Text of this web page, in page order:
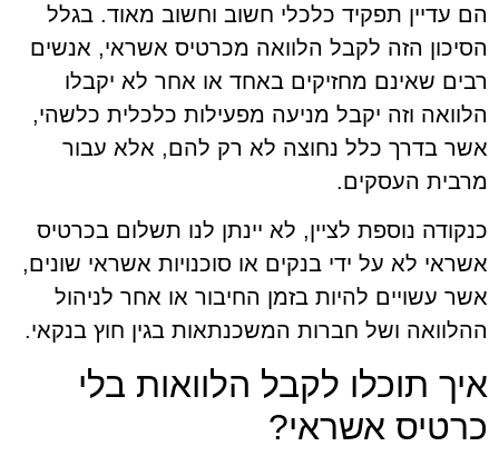
הם עדיין תפקיד כלכלי חשוב וחשוב מאוד. בגלל
הסיכון הזה לקבל הלוואה מכרטיס אשראי, אנשים
רבים שאינם מחזיקים באחד או אחר לא יקבלו
הלוואה וזה יקבל מניעה מפעילות כלכלית כלשהי,
אשר בדרך כלל נחוצה לא רק להם, אלא עבור
מרבית העסקים.
כנקודה נוספת לציין, לא יינתן לנו תשלום בכרטיס
אשראי לא על ידי בנקים או סוכנויות אשראי שונים,
אשר עשויים להיות בזמן החיבור או אחר לניהול
ההלוואה ושל חברות המשכנתאות בגין חוץ בנקאי.
איך תוכלו לקבל הלוואות בלי
כרטיס אשראי?